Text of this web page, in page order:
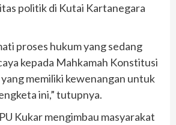
politik di Kutai Kartanegara
proses hukum yang sedang
kepada Mahkamah Konstitusi
memiliki kewenangan untuk
ini,” tutupnya.
Kukar mengimbau masyarakat